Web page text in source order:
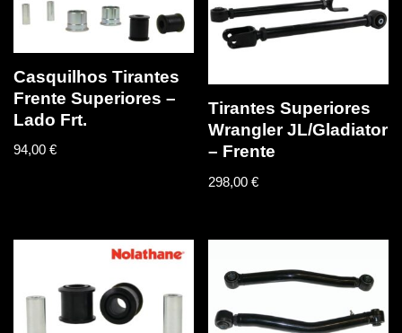
Casquilhos Tirantes
Frente Superiores –
Lado Frt.
94,00 €
Tirantes Superiores
Wrangler JL/Gladiator
– Frente
298,00€